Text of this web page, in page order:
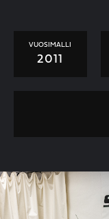
VUOSIMALLI
2011